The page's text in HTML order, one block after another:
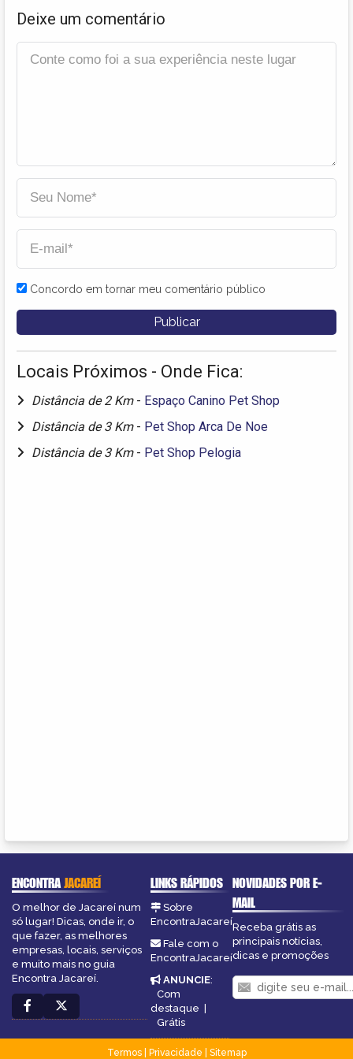
Deixe um comentário
Concordo em tornar meu comentário público
Locais Próximos - Onde Fica:
Distância de 2 Km - Espaço Canino Pet Shop
Distância de 3 Km - Pet Shop Arca De Noe
Distância de 3 Km - Pet Shop Pelogia
ENCONTRAJACAREÍ
O melhor de Jacareí num
só lugar! Dicas, onde ir, o
que fazer, as melhores
empresas, locais, serviços
e muito mais no guia
Encontra Jacareí.
LINKS RÁPIDOS
Sobre
EncontraJacareí
Fale com o
EncontraJacareí
ANUNCIE:
Com
destaque |
Grátis
NOVIDADES POR E-
MAIL
Receba grátis as
principais notícias,
dicas e promoções
Termos| Privacidade
Sitemap